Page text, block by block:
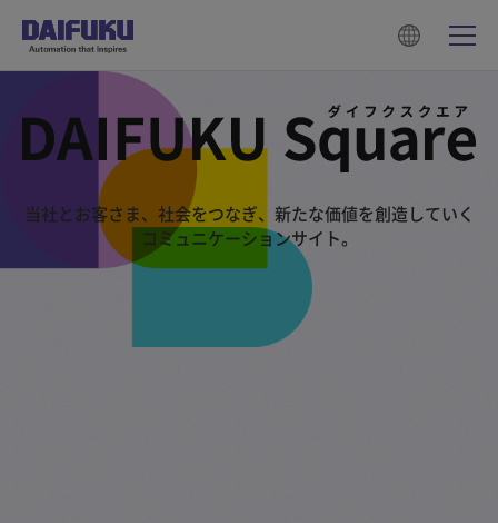
当社とお客さま、社会をつなぎ、新たな価値を創造していく
コミュニケーションサイト。